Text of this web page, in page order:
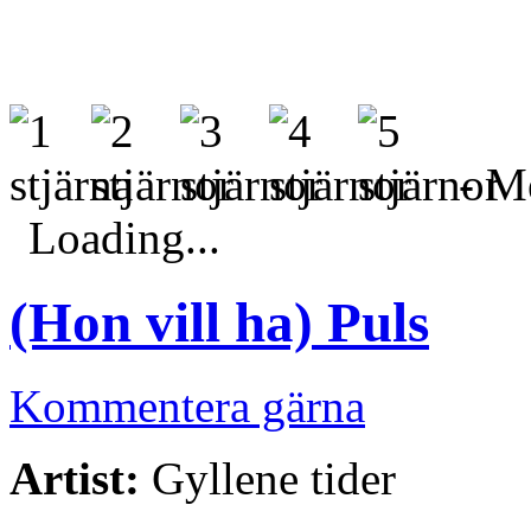
-
Loading...
(Hon vill ha) Puls
Kommentera gärna
Artist: Gyllene tider